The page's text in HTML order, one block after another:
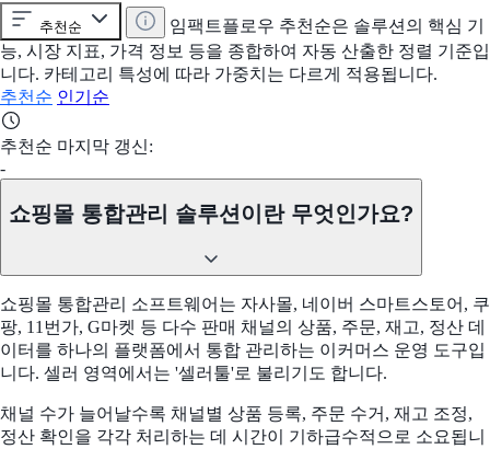
추천순
임팩트플로우 추천순은 솔루션의 핵심 기
능, 시장 지표, 가격 정보 등을 종합하여 자동 산출한 정렬 기준입
니다. 카테고리 특성에 따라 가중치는 다르게 적용됩니다.
추천순 인기순
추천순 마지막 갱신:
-
쇼핑몰 통합관리 솔루션이란 무엇인가요?
쇼핑몰 통합관리 소프트웨어는 자사몰, 네이버 스마트스토어, 쿠
팡, 11번가, G마켓 등 다수 판매 채널의 상품, 주문, 재고, 정산 데
이터를 하나의 플랫폼에서 통합 관리하는 이커머스 운영 도구입
니다. 셀러 영역에서는 '셀러툴'로 불리기도 합니다.
채널 수가 늘어날수록 채널별 상품 등록, 주문 수거, 재고 조정,
정산 확인을 각각 처리하는 데 시간이 기하급수적으로 소요됩니